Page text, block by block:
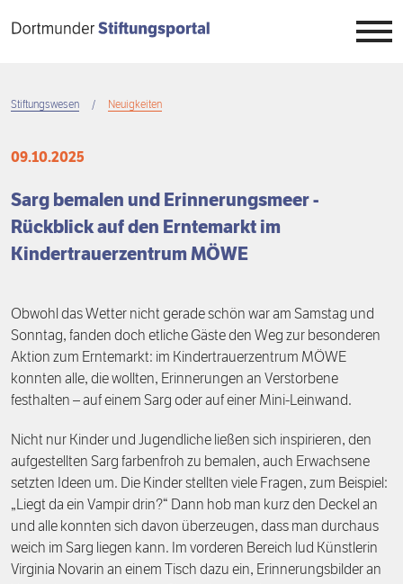
Stiftungen
Übersicht
Überblick
Register
Projektbörse
Stiftungswesen
Übersicht
Auftrag
Veranstaltungen
Menschen
Stiftungstag
Übersicht
6. Dortmunder Stiftungstag
5. Dortmunder Stiftungstag
Förderpreis
Rückblick auf Stiftungstage
Wissen
Stiftungszwecke
Stiftungstypen
Finanzierung
Übersicht
Stiften
Zustiften und Spenden
Freiwillige
Breadcrumb
Stiftungswesen Neuigkeiten
09.10.2025
Sarg bemalen und Erinnerungsmeer -
Rückblick auf den Erntemarkt im
Kindertrauerzentrum MÖWE
Obwohl das Wetter nicht gerade schön war am Samstag und
Sonntag, fanden doch etliche Gäste den Weg zur besonderen
Aktion zum Erntemarkt: im Kindertrauerzentrum MÖWE
konnten alle, die wollten, Erinnerungen an Verstorbene
festhalten – auf einem Sarg oder auf einer Mini-Leinwand.
Nicht nur Kinder und Jugendliche ließen sich inspirieren, den
aufgestellten Sarg farbenfroh zu bemalen, auch Erwachsene
setzten Ideen um. Die Kinder stellten viele Fragen, zum Beispiel:
„Liegt da ein Vampir drin?“ Dann hob man kurz den Deckel an
und alle konnten sich davon überzeugen, dass man durchaus
weich im Sarg liegen kann. Im vorderen Bereich lud Künstlerin
Virginia Novarin an einem Tisch dazu ein, Erinnerungsbilder an